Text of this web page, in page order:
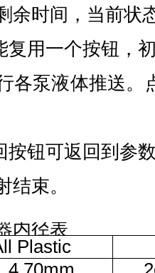
余时间，当前状
复用一个按钮，
各泵液体推送。
按钮可返回到参
结束。
内径表
Plastic